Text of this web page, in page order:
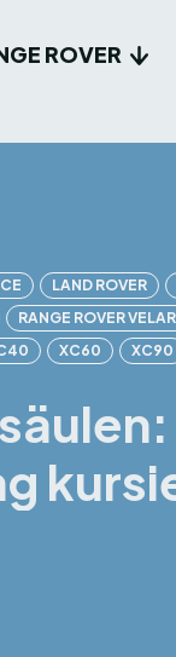
ROVER
LAND ROVER
RANGE ROVER VELAR
XC60 XC90